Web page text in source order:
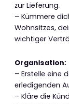
zur Lieferung.
– Kümmere
Wohnsitzes,
wichtiger
Organisation:
– Erstelle eine
erledigenden
– Kläre die